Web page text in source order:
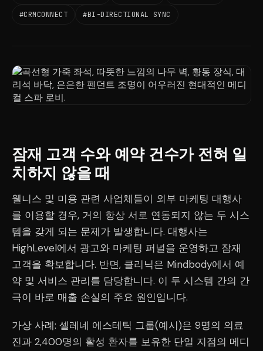
#CRMCONNECT #BI-DIRECTIONAL SYNC
잠재 고객 수와 예약 건수가 전혀 일
치하지 않을 때
웰니스 및 미용 관련 사업체들이 외부 마케팅 대행사
를 이용할 경우, 거의 항상 서로 연동되지 않는 두 시스
템을 갖게 되는 문제가 발생합니다. 대행사는
HighLevel에서 광고와 마케팅 퍼널을 운영하고 잠재
고객을 확보합니다. 반면, 클리닉은 Mindbody에서 예
약 및 서비스 관리를 담당합니다. 이 두 시스템 간의 간
극이 바로 매출 손실의 주요 원인입니다.
가상 사례: 셀레네 에스테틱 그룹(예시)은 9명의 의료
진과 2,400명의 활성 환자를 보유한 단일 지점의 메디